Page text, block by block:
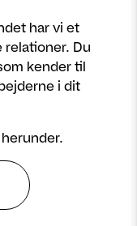
har vi et
Du
kender til
i dit